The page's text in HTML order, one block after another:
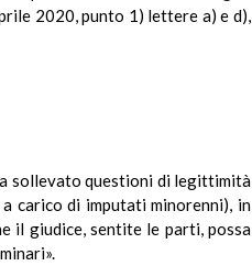
2020, punto 1) lettere a) e d),
sollevato questioni di legittimità
carico di imputati minorenni), in
il giudice, sentite le parti, possa